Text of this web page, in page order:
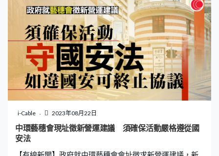
i-Cable 2023年08月22日
中環藝穗會現址徵新營運建議 須確保活動嚴格遵從國
安法